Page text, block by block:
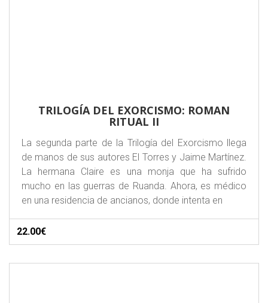
TRILOGÍA DEL EXORCISMO: ROMAN
RITUAL II
La segunda parte de la Trilogía del Exorcismo llega
de manos de sus autores El Torres y Jaime Martínez.
La hermana Claire es una monja que ha sufrido
mucho en las guerras de Ruanda. Ahora, es médico
en una residencia de ancianos, donde intenta en
22.00€